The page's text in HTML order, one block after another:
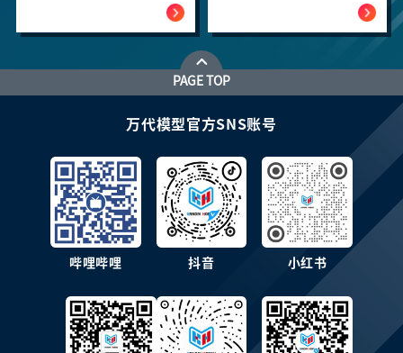
PAGE TOP
万代模型官方SNS账号
哔哩哔哩 抖音 小红书